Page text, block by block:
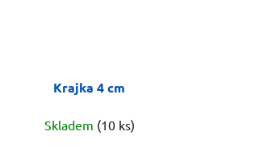
Krajka 4 cm
Skladem (10 ks)